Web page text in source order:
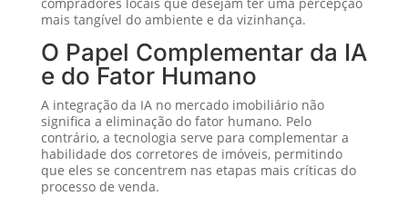
compradores locais que desejam ter uma percepção
mais tangível do ambiente e da vizinhança.
O Papel Complementar da IA
e do Fator Humano
A integração da IA no mercado imobiliário não
significa a eliminação do fator humano. Pelo
contrário, a tecnologia serve para complementar a
habilidade dos corretores de imóveis, permitindo
que eles se concentrem nas etapas mais críticas do
processo de venda.